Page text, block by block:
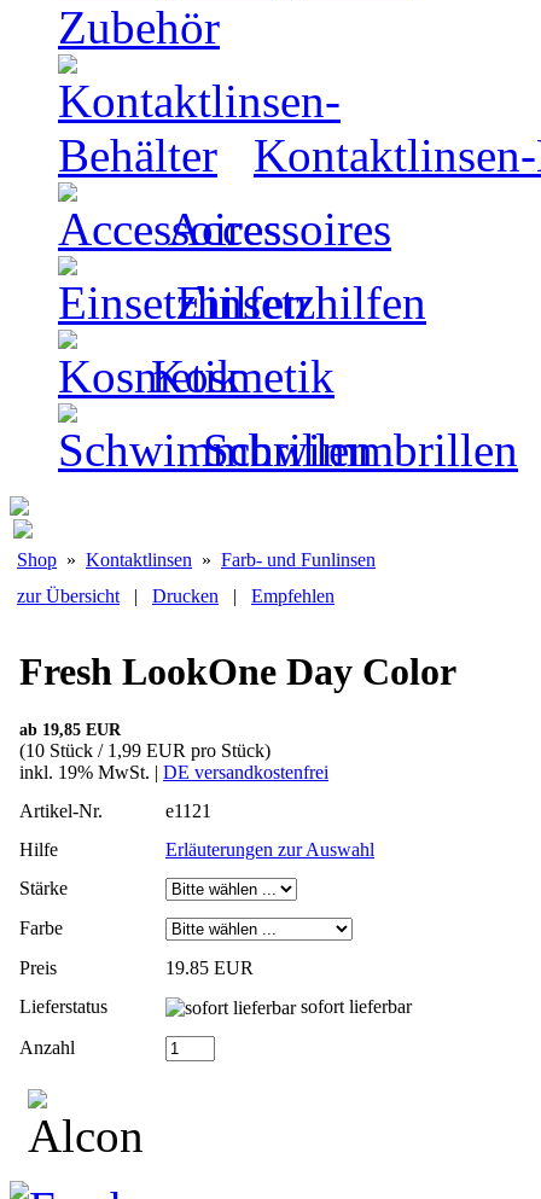
Zubehör
Accessoires
Einsetzhilfen
Kosmetik
Schwimmbrillen
Shop » Kontaktlinsen » Farb- und Funlinsen
zur Übersicht | Drucken | Empfehlen
Fresh LookOne Day Color
ab 19,85 EUR
(10 Stück / 1,99 EUR pro Stück)
inkl. 19% MwSt. | DE versandkostenfrei
Artikel-Nr.
e1121
Hilfe
Erläuterungen zur Auswahl
Stärke
Farbe
Preis
19.85 EUR
Lieferstatus
sofort lieferbar
Anzahl